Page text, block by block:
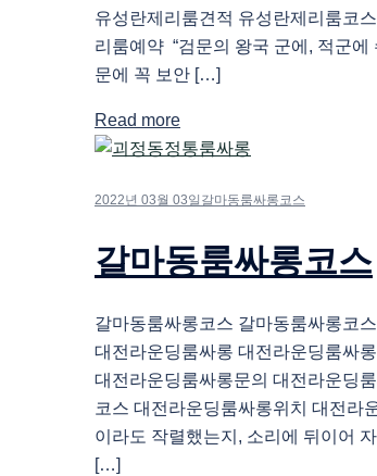
유성란제리룸견적 유성란제리룸코
리룸예약 “검문의 왕국 군에, 적군에
문에 꼭 보안 […]
Read more
2022년 03월 03일 갈마동룸싸롱코스
갈마동룸싸롱코스
갈마동룸싸롱코스 갈마동룸싸롱코
대전라운딩룸싸롱 대전라운딩룸싸
대전라운딩룸싸롱문의 대전라운딩
코스 대전라운딩룸싸롱위치 대전라
이라도 작렬했는지, 소리에 뒤이어
[…]